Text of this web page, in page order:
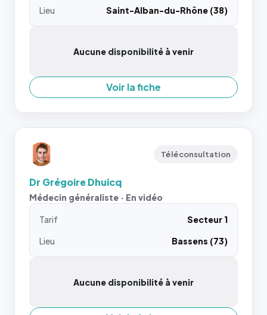
Lieu
Saint-Alban-du-Rhône (38)
Aucune disponibilité à venir
Voir la fiche
Téléconsultation
Dr Grégoire Dhuicq
Médecin généraliste · En vidéo
Tarif
Secteur 1
Lieu
Bassens (73)
Aucune disponibilité à venir